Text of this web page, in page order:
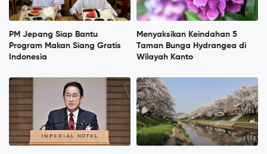
PM Jepang Siap Bantu
Program Makan Siang Gratis
Indonesia
Menyaksikan Keindahan 5
Taman Bunga Hydrangea di
Wilayah Kanto